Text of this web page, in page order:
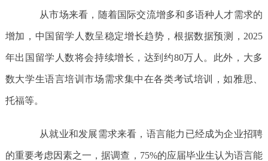
从市场来看，随着国际交流增多和多语种人才需求的
增加，中国留学人数呈稳定增长趋势，根据数据预测，2025
年出国留学人数将会持续增长，达到约80万人。此外，大多
数大学生语言培训市场需求集中在各类考试培训，如雅思、
托福等。
从就业和发展需求来看，语言能力已经成为企业招聘
的重要考虑因素之一，据调查，75%的应届毕业生认为语言能